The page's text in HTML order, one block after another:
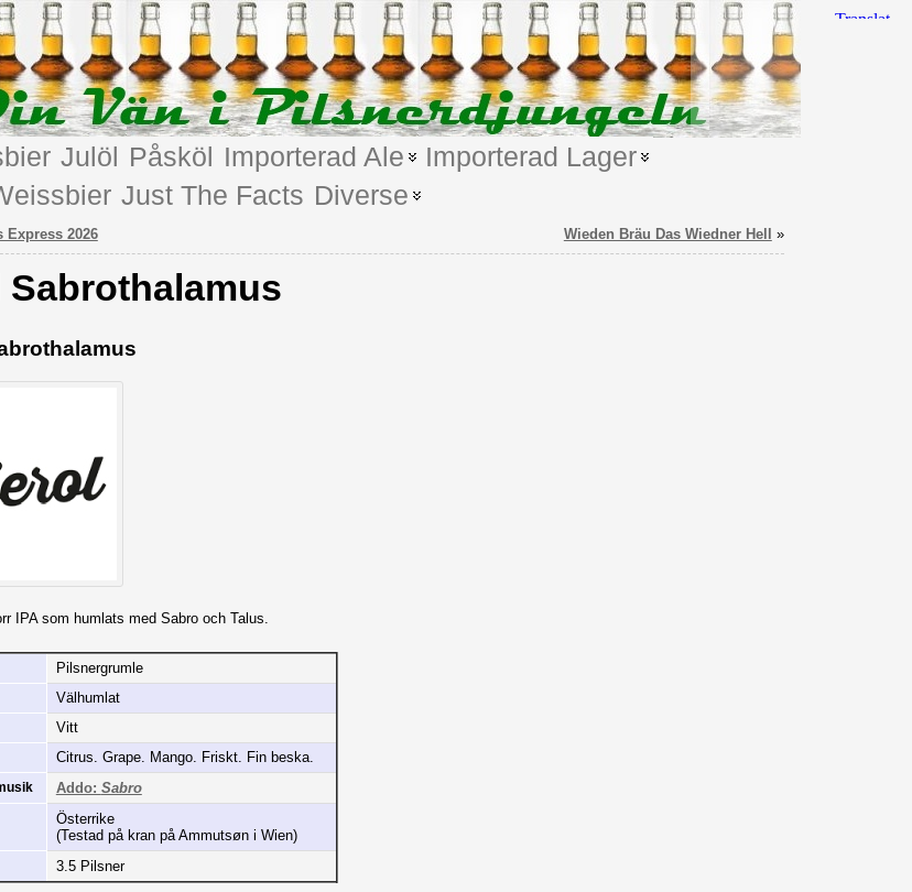
Julöl Påsköl Importerad Ale
Importerad Lager
Just The Facts Diverse
Express 2026 Wieden Bräu Das Wiedner Hell »
Sabrothalamus
IPA som humlats med Sabro och Talus.
Pilsnergrumle
Välhumlat
Vitt
Citrus. Grape. Mango. Friskt. Fin beska.
Addo: Sabro
Österrike
(Testad på kran på Ammutsøn i Wien)
3.5 Pilsner